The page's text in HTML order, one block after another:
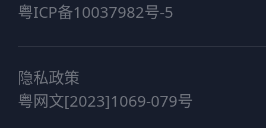
粤ICP备10037982号-5
隐私政策
粤网文[2023]1069-079号